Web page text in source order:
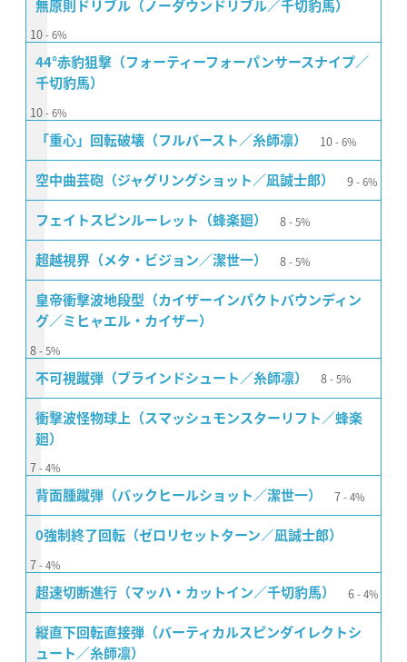
無原則ドリブル（ノーダウンドリブル／千切豹馬）
10 6%
44°赤豹狙撃（フォーティーフォーパンサースナイプ／
千切豹馬）
10 6%
「重心」回転破壊（フルバースト／糸師凛） 10 6%
空中曲芸砲（ジャグリングショット／凪誠士郎） 9 6%
フェイトスピンルーレット（蜂楽廻） 8 5%
超越視界（メタ・ビジョン／潔世一） 8 5%
皇帝衝撃波地段型（カイザーインパクトバウンディン
グ／ミヒャエル・カイザー）
8 5%
不可視蹴弾（ブラインドシュート／糸師凛） 8 5%
衝撃波怪物球上（スマッシュモンスターリフト／蜂楽
廻）
7 4%
背面腫蹴弾（バックヒールショット／潔世一） 7 4%
0強制終了回転（ゼロリセットターン／凪誠士郎）
7 4%
超速切断進行（マッハ・カットイン／千切豹馬） 6 4%
縦直下回転直接弾（バーティカルスピンダイレクトシ
ュート／糸師凛）